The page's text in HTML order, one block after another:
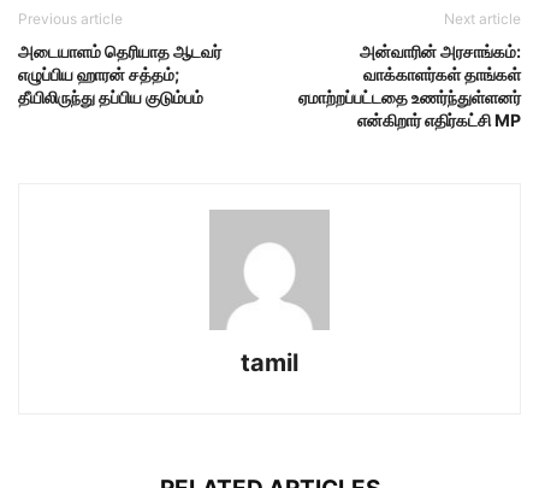
Previous article
அடையாளம் தெரியாத ஆடவர்
எழுப்பிய ஹாரன் சத்தம்;
தீயிலிருந்து தப்பிய குடும்பம்
Next article
அன்வாரின் அரசாங்கம்:
வாக்காளர்கள் தாங்கள்
ஏமாற்றப்பட்டதை உணர்ந்துள்ளனர்
என்கிறார் எதிர்கட்சி MP
tamil